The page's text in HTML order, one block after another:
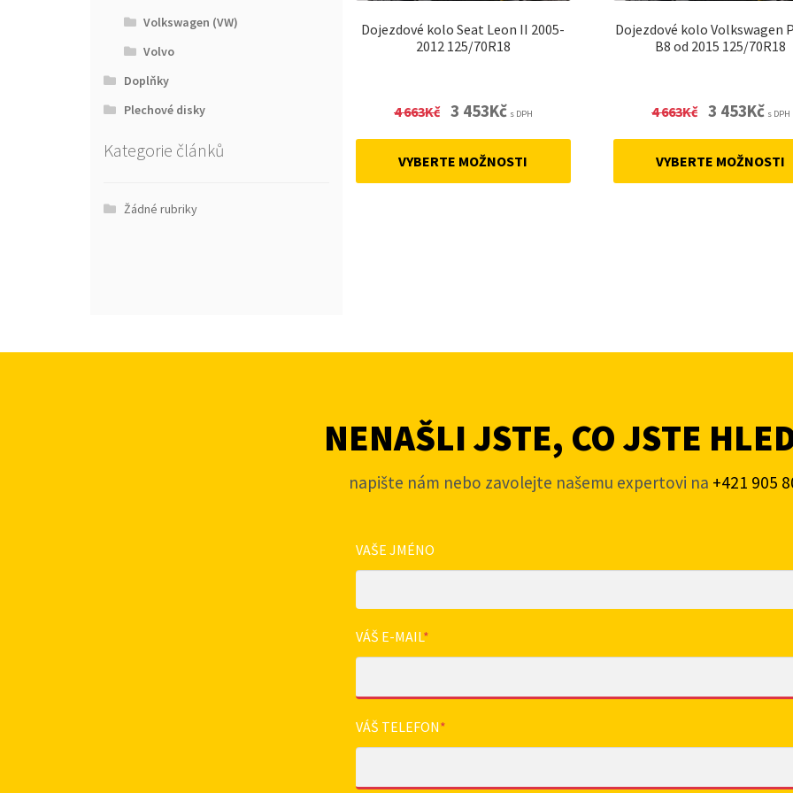
Volkswagen (VW)
Volvo
Doplňky
Plechové disky
Kategorie článků
Žádné rubriky
Dojezdové kolo Seat Leon II 2005-
2012 125/70R18
4 663Kč
Original
4
663Kč.
3 453KčCurrent
3
453Kč.
s DPH
VYBERTE MOŽNOSTI
Dojezdové kolo Volkswagen
B8 od 2015 125/70R18
4 663Kč
Original
4
663Kč.
3 453Kč
3
s DPH
VYBERTE MOŽNOSTI
NENAŠLI JSTE, CO JSTE
napište nám nebo zavolejte našemu expertovi na +421 905
VAŠE JMÉNO
VÁŠ E-MAIL*
VÁŠ TELEFON*